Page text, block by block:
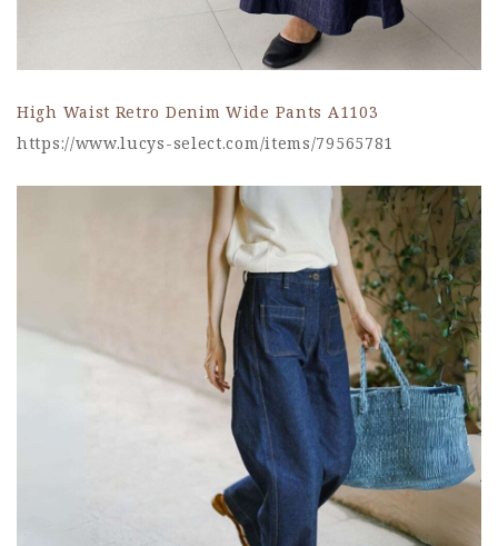
High Waist Retro Denim Wide Pants A1103
https://www.lucys-select.com/items/79565781